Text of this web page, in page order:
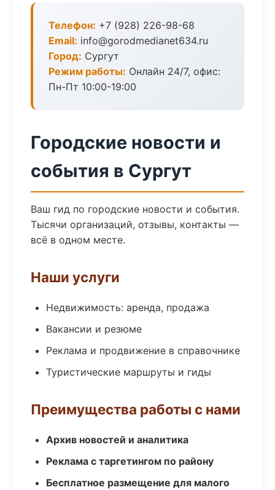
Телефон: +7 (928) 226-98-68
Email: info@gorodmedianet634.ru
Город: Сургут
Режим работы: Онлайн 24/7, офис:
Пн-Пт 10:00-19:00
Городские новости и
события в Сургут
Ваш гид по городские новости и события.
Тысячи организаций, отзывы, контакты —
всё в одном месте.
Наши услуги
Недвижимость: аренда, продажа
Вакансии и резюме
Реклама и продвижение в справочнике
Туристические маршруты и гиды
Преимущества работы с нами
Архив новостей и аналитика
Реклама с таргетингом по району
Бесплатное размещение для малого